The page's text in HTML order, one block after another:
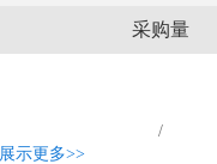
采购量
展示更多>>
/